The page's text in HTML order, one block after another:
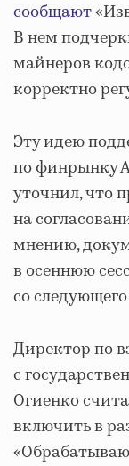
сообщают
В нем
майнеров
корректно
Эту идею
по финрынку
уточнил, что
на
мнению,
в осеннюю
со
Директор по
с
Огиенко
включить в